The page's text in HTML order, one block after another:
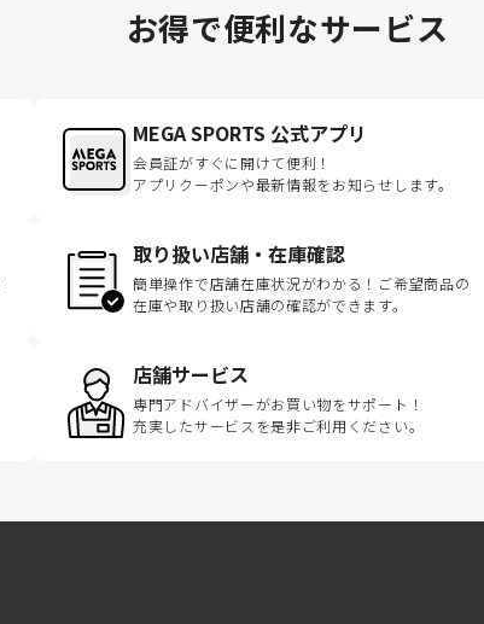
お得で便利なサービス
MEGA SPORTS 公式アプリ
会員証がすぐに開けて便利！
アプリクーポンや最新情報をお知らせします。
取り扱い店舗・在庫確認
簡単操作で店舗在庫状況がわかる！ご希望商品の
在庫や取り扱い店舗の確認ができます。
店舗サービス
専門アドバイザーがお買い物をサポート！
充実したサービスを是非ご利用ください。